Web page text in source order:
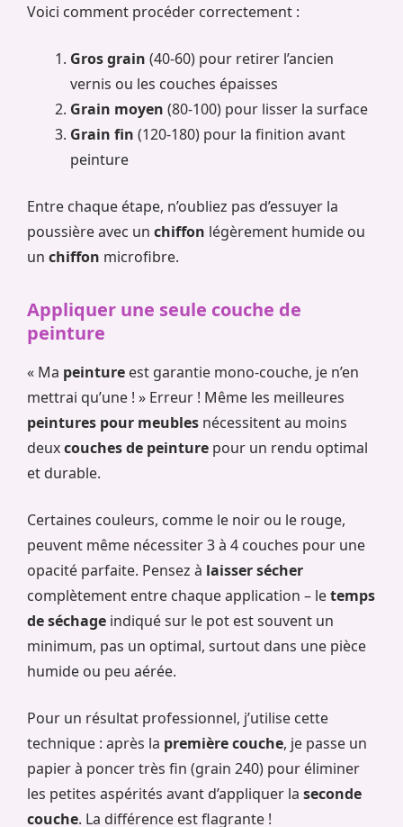
Voici comment procéder correctement :
Gros grain (40-60) pour retirer l’ancien
vernis ou les couches épaisses
Grain moyen (80-100) pour lisser la surface
Grain fin (120-180) pour la finition avant
peinture
Entre chaque étape, n’oubliez pas d’essuyer la
poussière avec un chiffon légèrement humide ou
un chiffon microfibre.
Appliquer une seule couche de
peinture
« Ma peinture est garantie mono-couche, je n’en
mettrai qu’une ! » Erreur ! Même les meilleures
peintures pour meubles nécessitent au moins
deuxcouches de peinture pour un rendu optimal
et durable.
Certaines couleurs, comme le noir ou le rouge,
peuvent même nécessiter 3 à 4 couches pour une
opacité parfaite. Pensez à laisser sécher
complètement entre chaque application – letemps
de séchage indiqué sur le pot est souvent un
minimum, pas un optimal, surtout dans une pièce
humide ou peu aérée.
Pour un résultat professionnel, j’utilise cette
technique : après la première couche, je passe un
papier à poncer très fin (grain 240) pour éliminer
les petites aspérités avant d’appliquer la seconde
couche. La différence est flagrante !